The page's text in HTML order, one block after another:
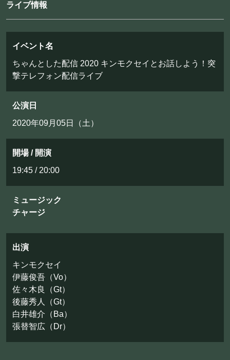
FOOD&DRINK
フード&ドリンク
PRIVATE
貸切パーティー・ホールレンタル
BOOKING
ライブ出演について
ライブ情報
イベント名
ちゃんとした配信 2020 キンモクセイとお話しよう！突
撃テレフォン配信ライブ
公演日
2020年09月05日（土）
開場 / 開演
19:45 / 20:00
ミュージック
チャージ
出演
キンモクセイ
伊藤俊吾（Vo）
佐々木良（Gt）
後藤秀人（Gt）
白井雄介（Ba）
張替智広（Dr）